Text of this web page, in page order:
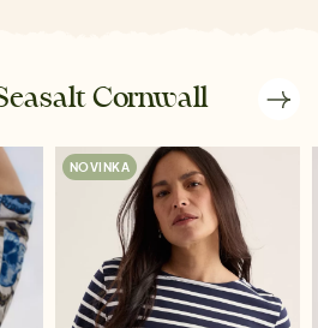
Cornwall
NOVINKA